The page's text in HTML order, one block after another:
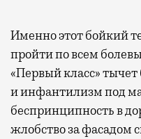
Именно этот бойкий
пройти по всем
«Первый класс»
и инфантилизм под
беспринципность в
жлобство за фасадом